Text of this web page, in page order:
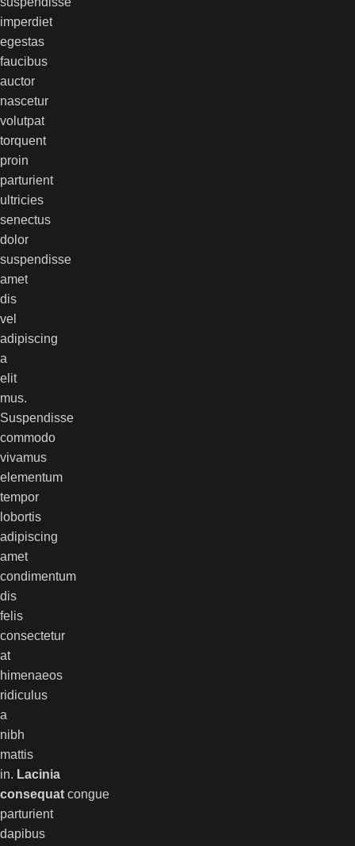
imperdiet
egestas
faucibus
auctor
nascetur
volutpat
torquent
proin
parturient
ultricies
senectus
dolor
suspendisse
amet
dis
vel
adipiscing
a
elit
mus.
Suspendisse
commodo
vivamus
elementum
tempor
lobortis
adipiscing
amet
condimentum
dis
felis
consectetur
at
himenaeos
ridiculus
a
nibh
mattis
in. Lacinia
consequat congue
parturient
dapibus